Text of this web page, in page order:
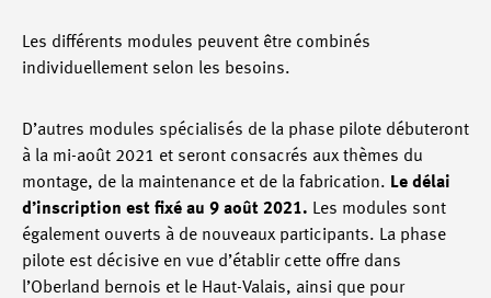
Les différents modules peuvent être combinés
individuellement selon les besoins.
D’autres modules spécialisés de la phase pilote débuteront
à la mi-août 2021 et seront consacrés aux thèmes du
montage, de la maintenance et de la fabrication. Le délai
d’inscription est fixé au 9 août 2021. Les modules sont
également ouverts à de nouveaux participants. La phase
pilote est décisive en vue d’établir cette offre dans
l’Oberland bernois et le Haut-Valais, ainsi que pour